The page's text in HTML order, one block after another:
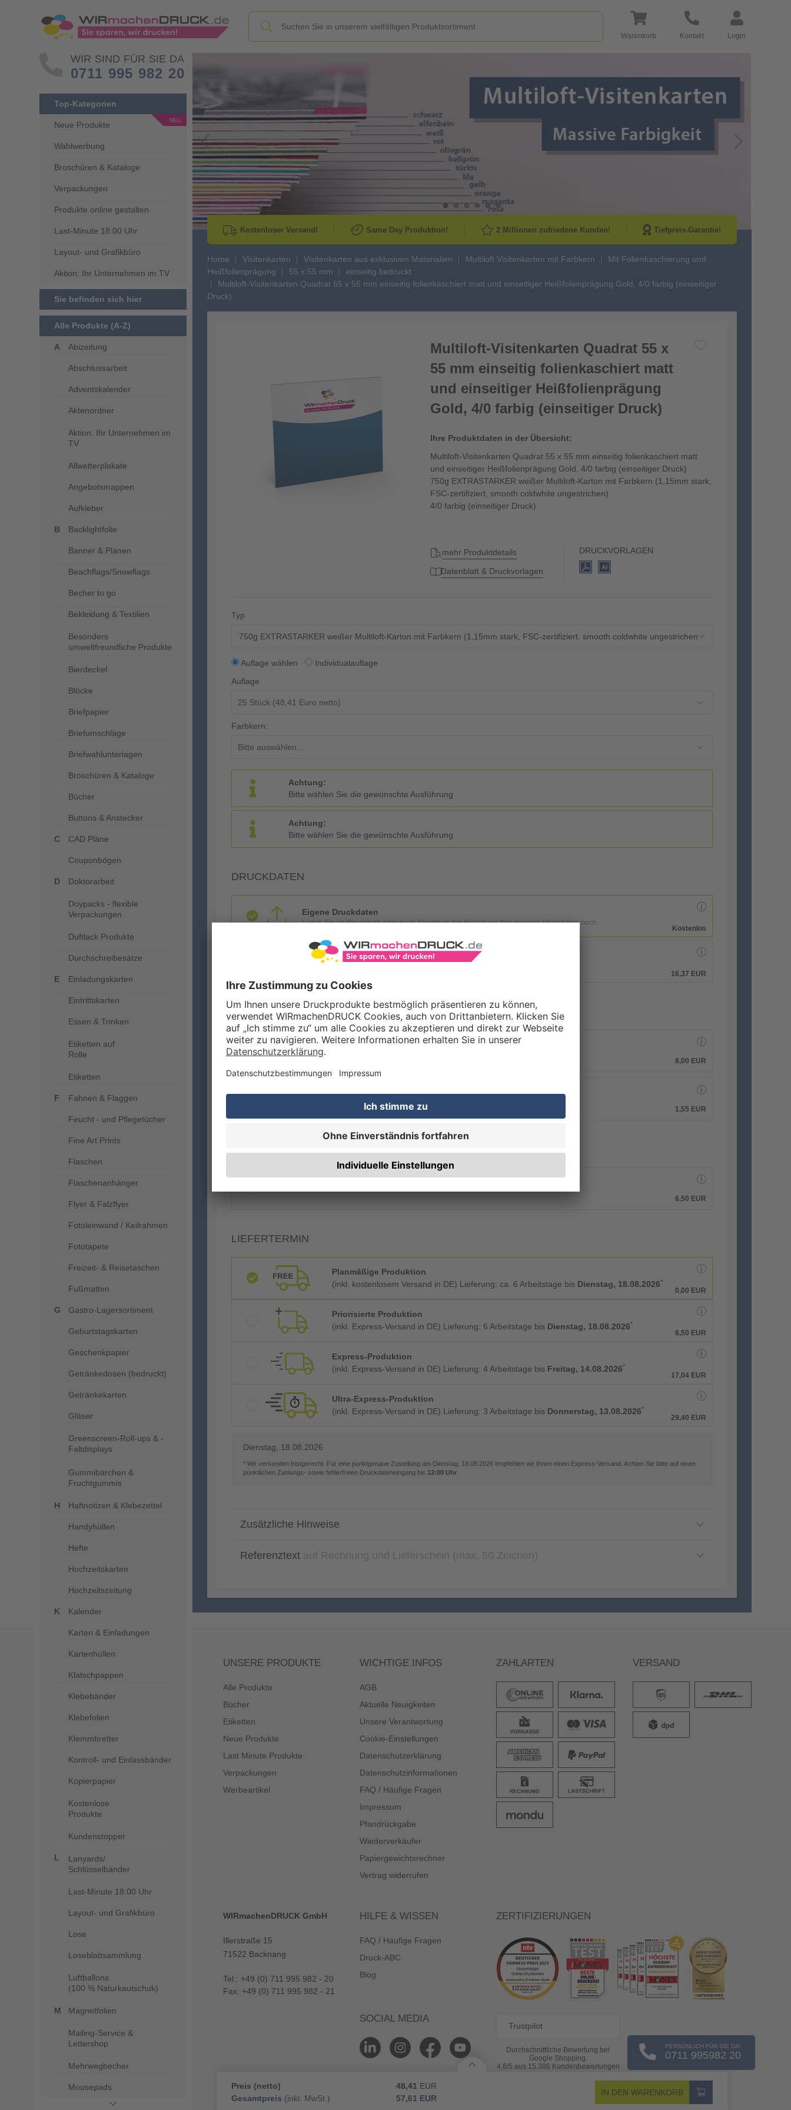
Warenkorb Kontakt Login
WIR SIND FÜR SIE DA
0711 995 982 20
Top-Kategorien
Neue Produkte
Wahlwerbung
Broschüren & Kataloge
Verpackungen
Produkte online gestalten
Last-Minute 18:00 Uhr
Layout- und Grafikbüro
Aktion: Ihr Unternehmen im TV
Sie befinden sich hier
Alle Produkte (A-Z)
Abizeitung
Abschlussarbeit
Adventskalender
Aktenordner
Aktion: Ihr Unternehmen im
TV
Allwetterplakate
Angebotsmappen
Aufkleber
Backlightfolie
Banner & Planen
Beachflags/Snowflags
Becher to go
Bekleidung & Textilien
Besonders
umweltfreundliche Produkte
Bierdeckel
Blöcke
Briefpapier
Briefumschläge
Briefwahlunterlagen
Broschüren & Kataloge
Bücher
Buttons & Anstecker
CAD Pläne
Couponbögen
Doktorarbeit
Doypacks - flexible
Verpackungen
Duftlack Produkte
Durchschreibesätze
Einladungskarten
Eintrittskarten
Essen & Trinken
Etiketten auf
Rolle
Etiketten
Fahnen & Flaggen
Feucht - und Pflegetücher
Fine Art Prints
Flaschen
Flaschenanhänger
Flyer & Falzflyer
Fotoleinwand / Keilrahmen
Fototapete
Freizeit- & Reisetaschen
Fußmatten
Gastro-Lagersortiment
Geburtstagskarten
Geschenkpapier
Getränkedosen (bedruckt)
Getränkekarten
Gläser
Greenscreen-Roll-ups & -
Faltdisplays
Gummibärchen &
Fruchtgummis
Haftnotizen & Klebezettel
Handyhüllen
Hefte
Hochzeitskarten
Hochzeitszeitung
Kalender
Karten & Einladungen
Kartenhüllen
Klatschpappen
Klebebänder
Klebefolien
Klemmbretter
Kontroll- und Einlassbänder
Kopierpapier
Kostenlose
Produkte
Kundenstopper
Lanyards/
Schlüsselbänder
Last-Minute 18:00 Uhr
Layout- und Grafikbüro
Lose
Loseblattsammlung
Luftballons
(100 % Naturkautschuk)
Magnetfolien
Mailing-Service &
Lettershop
Mehrwegbecher
Mousepads
Go to Previous Slide Go to Next
Kostenloser Versand! Same Day Produktion! 2 Millionen zufriedene Kunden! Tiefpreis-Garantie!
Home Visitenkarten Visitenkarten aus exklusiven Materialien Multiloft Visitenkarten mit Farbkern
Mit Folienkaschierung und
Heißfolienprägung
55 x 55 mm
einseitig bedruckt
Multiloft-Visitenkarten Quadrat 55 x 55 mm einseitig folienkaschiert matt und einseitiger Heißfolienprägung Gold, 4/0 farbig (einseitiger
Druck)
Multiloft-Visitenkarten Quadrat 55 x
55 mm einseitig folienkaschiert matt
und einseitiger Heißfolienprägung
Gold, 4/0 farbig (einseitiger Druck)
Ihre Produktdaten in der Übersicht:
Multiloft-Visitenkarten Quadrat 55 x 55 mm einseitig folienkaschiert matt
und einseitiger Heißfolienprägung Gold, 4/0 farbig (einseitiger Druck)
750g EXTRASTARKER weißer Multiloft-Karton mit Farbkern (1,15mm stark,
FSC-zertifiziert, smooth coldwhite ungestrichen)
4/0 farbig (einseitiger Druck)
mehr Produktdetails
Datenblatt & Druckvorlagen
DRUCKVORLAGEN
Typ
750g EXTRASTARKER weißer Multiloft-Karton mit Farbkern (1,15mm stark, FSC-zertifiziert, smooth coldwhite ungestrichen)
Auflage wählen
Individualauflage
Auflage
Farbkern:
Achtung:
Bitte wählen Sie die gewünschte Ausführung
Achtung:
Bitte wählen Sie die gewünschte Ausführung
DRUCKDATEN
Eigene Druckdaten
Laden Sie im Warenkorb oder nach Abschluss der Bestellung Ihre eigenen Druckdaten hoch.
Kostenlos
Gestaltungsservice
16,37 EUR
ZUSATZOPTIONEN
Qualitätskontrolle (von Experten empf.)
8,00 EUR
1,55 EUR
6,50 EUR
LIEFERTERMIN
Planmäßige Produktion
(inkl. kostenlosem Versand in DE) Lieferung: ca. 6 Arbeitstage bis Dienstag, 18.08.2026*
0,00 EUR
Priorisierte Produktion
(inkl. Express-Versand in DE) Lieferung: 6 Arbeitstage bis Dienstag, 18.08.2026*
6,50 EUR
Express-Produktion
(inkl. Express-Versand in DE) Lieferung: 4 Arbeitstage bis Freitag, 14.08.2026*
17,04 EUR
Ultra-Express-Produktion
(inkl. Express-Versand in DE) Lieferung: 3 Arbeitstage bis Donnerstag, 13.08.2026*
29,40 EUR
Dienstag, 18.08.2026
* Wir versenden fristgerecht. Für eine punktgenaue Zustellung am Dienstag, 18.08.2026 empfehlen wir Ihnen einen Express-Versand. Achten Sie bitte auf einen
pünktlichen Zahlungs- sowie fehlerfreien Druckdateneingang bis 12:00 Uhr
Zusätzliche Hinweise
Referenztext
Preis (netto) 48,41 EUR
Gesamtpreis (inkl. MwSt.) 57,61 EUR
IN DEN WARENKORB
PERSÖNLICH FÜR SIE DA!
0711 995982 20
UNSERE PRODUKTE
Alle Produkte
Bücher
Etiketten
Neue Produkte
Last Minute Produkte
Verpackungen
Werbeartikel
WICHTIGE INFOS
AGB
Aktuelle Neuigkeiten
Unsere Verantwortung
Cookie-Einstellungen
Datenschutzerklärung
Datenschutzinformationen
FAQ / Häufige Fragen
Impressum
Pfandrückgabe
Wiederverkäufer
Papiergewichtsrechner
Vertrag widerrufen
ZAHLARTEN VERSAND
WIRmachenDRUCK GmbH
Illerstraße 15
71522 Backnang
Tel.: +49 (0) 711 995 982 - 20
Fax: +49 (0) 711 995 982 - 21
HILFE & WISSEN
FAQ / Häufige Fragen
Druck-ABC
Blog
SOCIAL MEDIA
ZERTIFIZIERUNGEN
Trustpilot
Durchschnittliche Bewertung bei
Google Shopping:
4,6/5 aus 15.386 Kundenbewertungen